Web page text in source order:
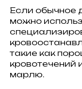
Если обычное
можно
такие как
кровотечений
марлю.